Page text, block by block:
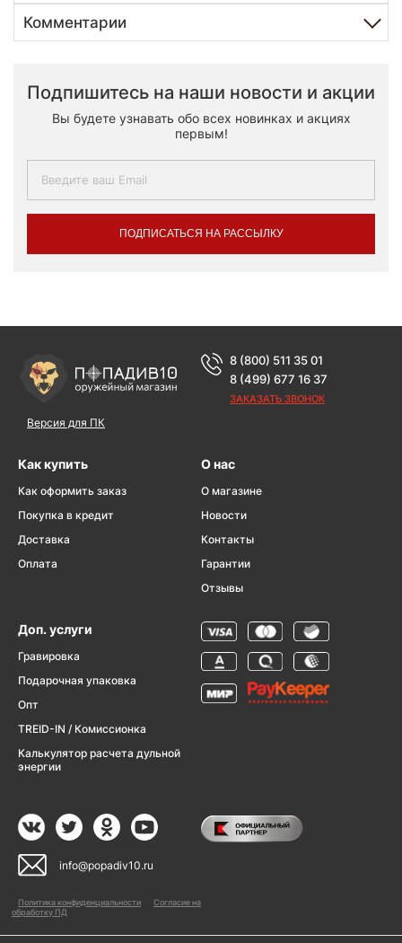
Комментарии
Подпишитесь на наши новости и акции
Вы будете узнавать обо всех новинках и акциях
первым!
ПОДПИСАТЬСЯ НА РАССЫЛКУ
Версия для ПК
8 (800) 511 35 01
8 (499) 677 16 37
ЗАКАЗАТЬ ЗВОНОК
Как купить
Как оформить заказ
Покупка в кредит
Доставка
Оплата
О нас
О магазине
Новости
Контакты
Гарантии
Отзывы
Доп. услуги
Гравировка
Подарочная упаковка
Опт
TREID-IN / Комиссионка
Калькулятор расчета дульной
энергии
info@popadiv10.ru
Политика конфиденциальности
Согласие на
обработку ПД